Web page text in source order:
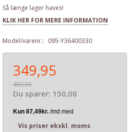
Så længe lager haves!
KLIK HER FOR MERE INFORMATION
Model/varenr.: 095-Y36400330
349,95
499,95
Du sparer: 150,00
Vis priser ekskl. moms